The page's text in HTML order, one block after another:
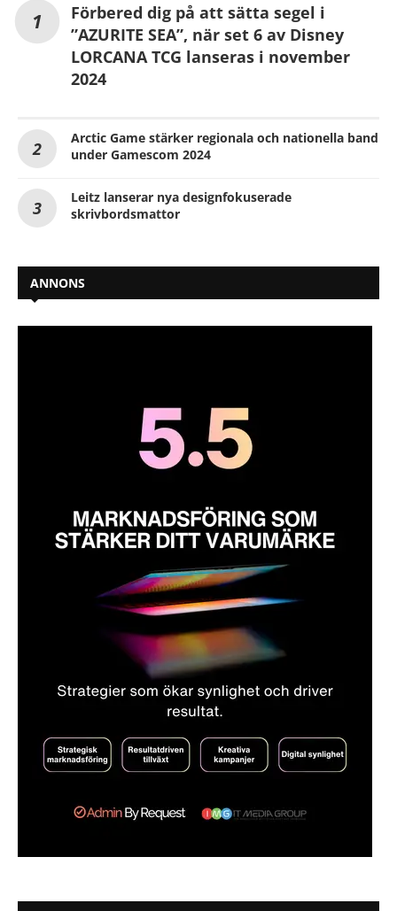
Förbered dig på att sätta segel i
”AZURITE SEA”, när set 6 av Disney
LORCANA TCG lanseras i november
2024
Arctic Game stärker regionala och nationella band
under Gamescom 2024
Leitz lanserar nya designfokuserade
skrivbordsmattor
ANNONS